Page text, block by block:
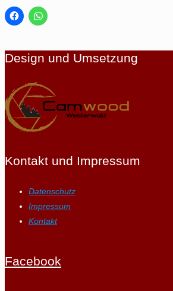
Design und Umsetzung
Kontakt und Impressum
Datenschutz
Impressum
Kontakt
Facebook